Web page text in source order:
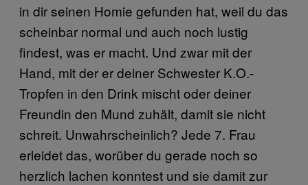
in dir seinen Homie gefunden hat, weil du das
scheinbar normal und auch noch lustig
findest, was er macht. Und zwar mit der
Hand, mit der er deiner Schwester K.O.-
Tropfen in den Drink mischt oder deiner
Freundin den Mund zuhält, damit sie nicht
schreit. Unwahrscheinlich? Jede 7. Frau
erleidet das, worüber du gerade noch so
herzlich lachen konntest und sie damit zur